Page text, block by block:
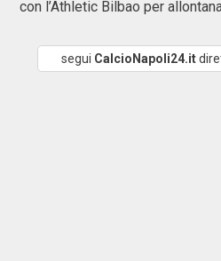
con l’Athletic Bilbao per
segui CalcioNapoli24.it